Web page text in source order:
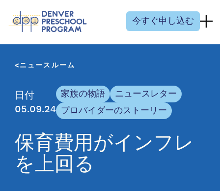
今すぐ申し込む
ニュースルーム
日付
05.09.24
家族の物語
ニュースレター
プロバイダーのストーリー
保育費用がインフレ
を上回る